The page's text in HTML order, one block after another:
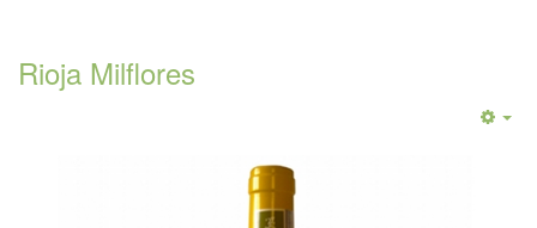
Rioja Milflores